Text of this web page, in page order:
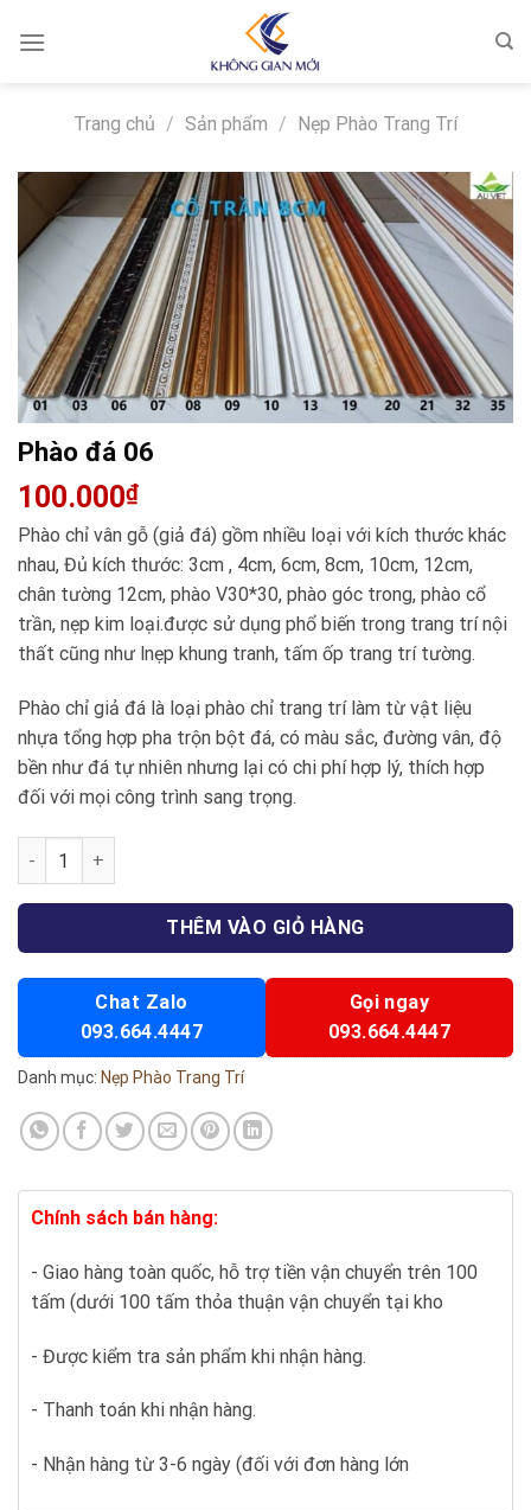
Trang chủ / Sản phẩm / Nẹp Phào Trang Trí
Phào đá 06
100.000₫
Phào chỉ vân gỗ (giả đá) gồm nhiều loại với kích thước khác
nhau, Đủ kích thước: 3cm , 4cm, 6cm, 8cm, 10cm, 12cm,
chân tường 12cm, phào V30*30, phào góc trong, phào cổ
trần, nẹp kim loại.được sử dụng phổ biến trong trang trí nội
thất cũng như lnẹp khung tranh, tấm ốp trang trí tường.
Phào chỉ giả đá là loại phào chỉ trang trí làm từ vật liệu
nhựa tổng hợp pha trộn bột đá, có màu sắc, đường vân, độ
bền như đá tự nhiên nhưng lại có chi phí hợp lý, thích hợp
đối với mọi công trình sang trọng.
Phào đá 06 số lượng
THÊM VÀO GIỎ HÀNG
Chat Zalo
093.664.4447
Gọi ngay
093.664.4447
Danh mục: Nẹp Phào Trang Trí
Chính sách bán hàng:
- Giao hàng toàn quốc, hỗ trợ tiền vận chuyển trên 100
tấm (dưới 100 tấm thỏa thuận vận chuyển tại kho
- Được kiểm tra sản phẩm khi nhận hàng.
- Thanh toán khi nhận hàng.
- Nhận hàng từ 3-6 ngày (đối với đơn hàng lớn